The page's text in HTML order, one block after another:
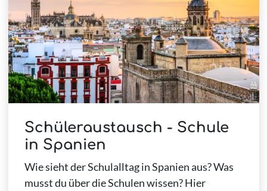
Schüleraustausch - Schule
in Spanien
Wie sieht der Schulalltag in Spanien aus? Was
musst du über die Schulen wissen? Hier